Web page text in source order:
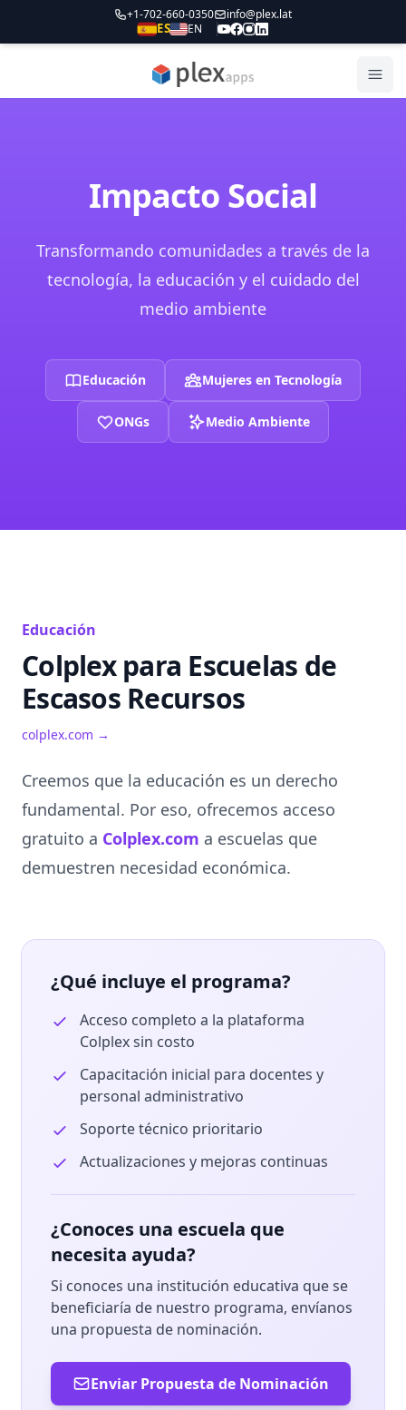
+1-702-660-0350 info@plex.lat
ES EN
PLEXapps
Impacto Social
Transformando comunidades a través de la
tecnología, la educación y el cuidado del
medio ambiente
Educación Mujeres en Tecnología
ONGs Medio Ambiente
Educación
Colplex para Escuelas de
Escasos Recursos
colplex.com →
Creemos que la educación es un derecho
fundamental. Por eso, ofrecemos acceso
gratuito a Colplex.com a escuelas que
demuestren necesidad económica.
¿Qué incluye el programa?
Acceso completo a la plataforma
Colplex sin costo
Capacitación inicial para docentes y
personal administrativo
Soporte técnico prioritario
Actualizaciones y mejoras continuas
¿Conoces una escuela que
necesita ayuda?
Si conoces una institución educativa que se
beneficiaría de nuestro programa, envíanos
una propuesta de nominación.
Enviar Propuesta de Nominación